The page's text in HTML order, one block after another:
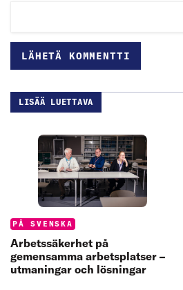
LISÄÄ LUETTAVA
Categories:
PÅ SVENSKA
Arbetssäkerhet på
gemensamma arbetsplatser –
utmaningar och lösningar